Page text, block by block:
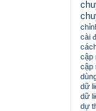
cài
cập
cập
dữ
dữ
dự